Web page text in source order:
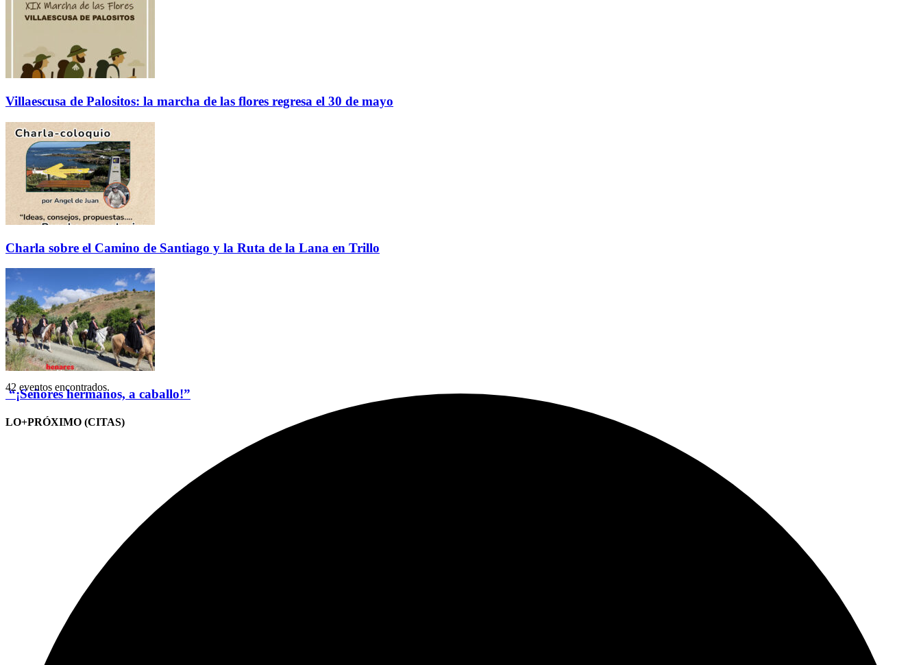
Villaescusa de Palositos: la marcha de las flores regresa el 30 de mayo
Charla sobre el Camino de Santiago y la Ruta de la Lana en Trillo
“¡Señores hermanos, a caballo!”
LO+PRÓXIMO (CITAS)
42 eventos encontrados.